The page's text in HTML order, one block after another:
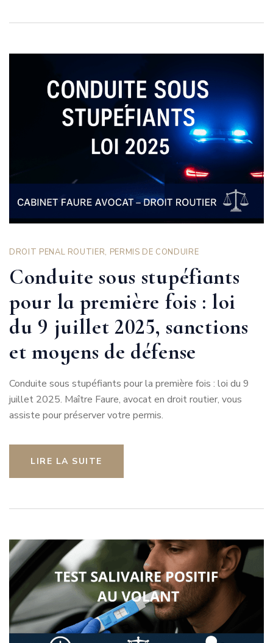
DROIT PENAL ROUTIER, PERMIS DE CONDUIRE
Conduite sous stupéfiants
pour la première fois : loi
du 9 juillet 2025, sanctions
et moyens de défense
Conduite sous stupéfiants pour la première fois : loi du 9
juillet 2025. Maître Faure, avocat en droit routier, vous
assiste pour préserver votre permis.
LIRE LA SUITE